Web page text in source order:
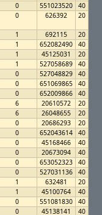
0 551023520
40
0 626392 20
1 692115
20
1 652082490
40
1 45125031
20
1 527058689
40
0 527048829
40
0 651069865
40
0 652009866
40
6 20610572
20
6 26048655
20
0 20686293
20
0 652043614
40
0 45168466
40
0 20673094
40
0 653052323
40
0 527031136
40
1 632481
20
1 45100764
40
0 551081830
40
0 45138141
40